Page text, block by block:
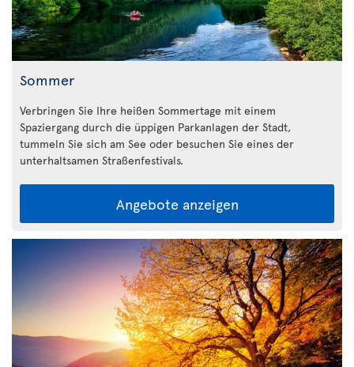
Sommer
Verbringen Sie Ihre heißen Sommertage mit einem
Spaziergang durch die üppigen Parkanlagen der Stadt,
tummeln Sie sich am See oder besuchen Sie eines der
unterhaltsamen Straßenfestivals.
Angebote anzeigen